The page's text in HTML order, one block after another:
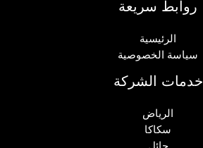
روابط سريعة
الرئيسية
سياسة الخصوصية
خدمات الشركة
الرياض
سكاكا